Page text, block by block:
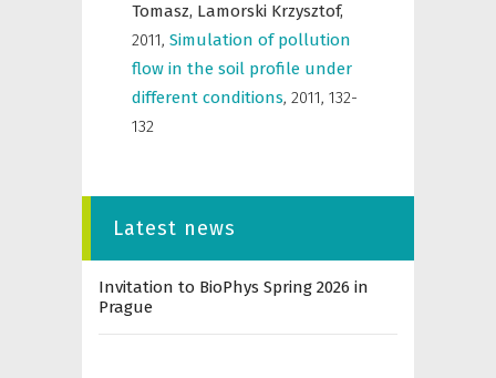
Tomasz, Lamorski Krzysztof,
2011, Simulation of pollution
flow in the soil profile under
different conditions, 2011, 132-
132
Latest news
Invitation to BioPhys Spring 2026 in
Prague